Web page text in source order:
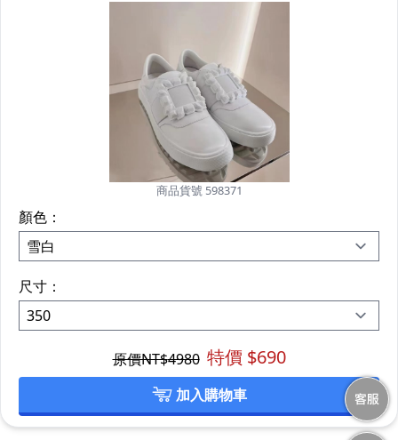
商品貨號 598371
顏色：
尺寸：
原價NT$4980 特價 $690
加入購物車